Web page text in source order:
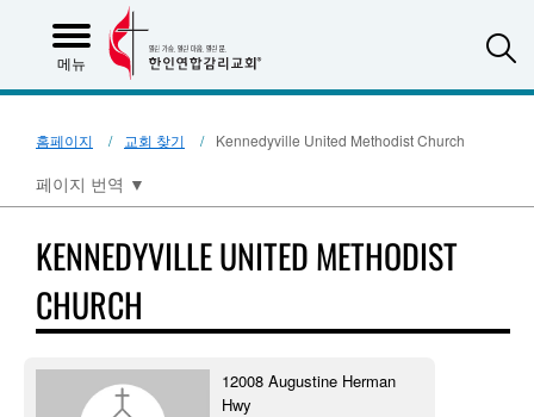
메뉴
홈페이지 교회 찾기 Kennedyville United Methodist Church
페이지 번역 ▼
KENNEDYVILLE UNITED METHODIST
CHURCH
12008 Augustine Herman
Hwy